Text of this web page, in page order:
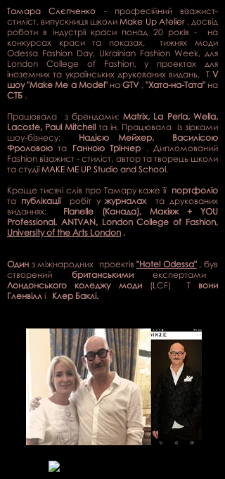
Тамара Слєпченко
- професійний візажист-
стиліст, випускниця школи Make Up Atelier , досвід
роботи в індустрії краси понад 20 років -
на
конкурсах краси та показах,
тижнях моди
Odessa Fashion Day, Ukrainian Fashion Week, для
London College of Fashion, у проектах для
іноземних та українських друкованих видань, T V
шоу "Make Me a Model" на GTV , "Хата-на-Тата" на
СТБ .
Працювала
з брендами: Matrix, La Perla, Wella,
Lacoste, Paul Mitchell та ін. Працювала із зірками
шоу-бізнесу:
Надією Мейхер,
Василісою
Фроловою та Ганною Трінчер . Дипломований
Fashion візажист - стиліст, автор та творець школи
та студії MAKE ME UP Studio and School.
Краще тисячі слів про Тамару каже її портфоліо
та публікації робіт ужурналах
та друкованих
виданнях:
Flanelle (Канада), Макіяж + YOU
Professional, ANTVAN, London College of Fashion,
University of the Arts London .
Один з міжнародних проектів"Hotel Odessa", був
створений
британськими
експертами
Лондонського коледжу моди(LCF) Т вони
Гленвілл і Клер Баклі.